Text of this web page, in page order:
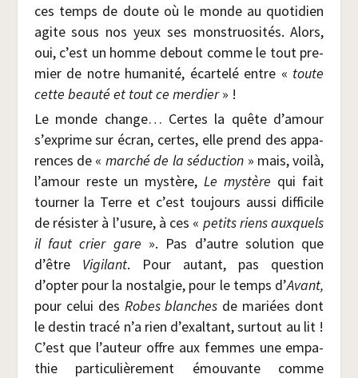
ces temps de doute où le monde au quo­ti­dien
agite sous nos yeux ses mons­truo­si­tés. Alors,
oui, c’est un homme debout comme le tout pre­
mier de notre huma­ni­té, écar­te­lé entre « toute
cette beau­té et tout ce mer­dier» !
Le monde change… Certes la quête d’amour
s’exprime sur écran, certes, elle prend des appa­
rences de « mar­ché de la séduc­tion » mais, voi­là,
l’amour reste un mys­tère,Le mys­tère qui fait
tour­ner la Terre et c’est tou­jours aus­si dif­fi­cile
de résis­ter à l’usure, à ces « petits riens aux­quels
il faut crier gare ». Pas d’autre solu­tion que
d’être Vigi­lant. Pour autant, pas ques­tion
d’opter pour la nos­tal­gie, pour le temps d’Avant,
pour celui des Robes blanches de mariées dont
le des­tin tra­cé n’a rien d’exaltant, sur­tout au lit !
C’est que l’auteur offre aux femmes une empa­
thie par­ti­cu­liè­re­ment émou­vante comme